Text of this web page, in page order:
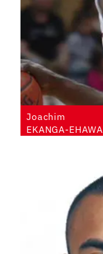
Joachim
EKANGA-EHAWA